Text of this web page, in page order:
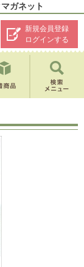
ガネット
新規会員登録
ログインする